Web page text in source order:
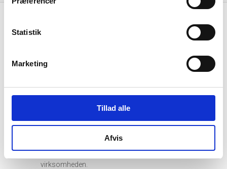
Statistik
Marketing
Tillad alle
Afvis
tiltrådte som medlem af
Ejgil Brinch Lihn
tiltrådte som medlem af bestyrelsen.
Frederik Sparvath Frederiksentiltrådte som direktør for
tiltrådte som direktør for virksomheden.
virksomheden.